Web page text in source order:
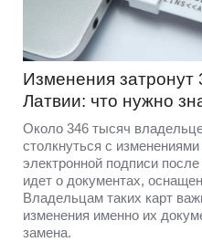
Изменения затронут
Латвии: что нужно
Около 346 тысяч
столкнуться с
электронной подписи
идет о документах,
Владельцам таких карт
изменения именно их
замена.